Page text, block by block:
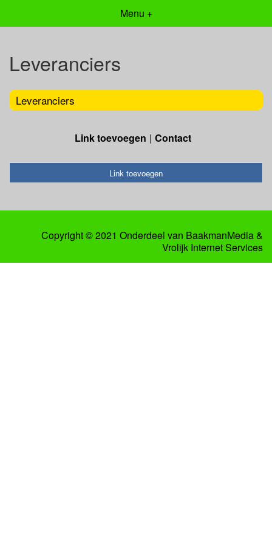
Menu +
Leveranciers
Leveranciers
Link toevoegen Contact
Link toevoegen
Copyright © 2021 Onderdeel van BaakmanMedia&
Vrolijk Internet Services